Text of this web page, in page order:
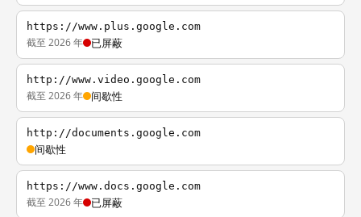
https://www.plus.google.com
截至 2026 年 已屏蔽
http://www.video.google.com
截至 2026 年 间歇性
http://documents.google.com
间歇性
https://www.docs.google.com
截至 2026 年 已屏蔽